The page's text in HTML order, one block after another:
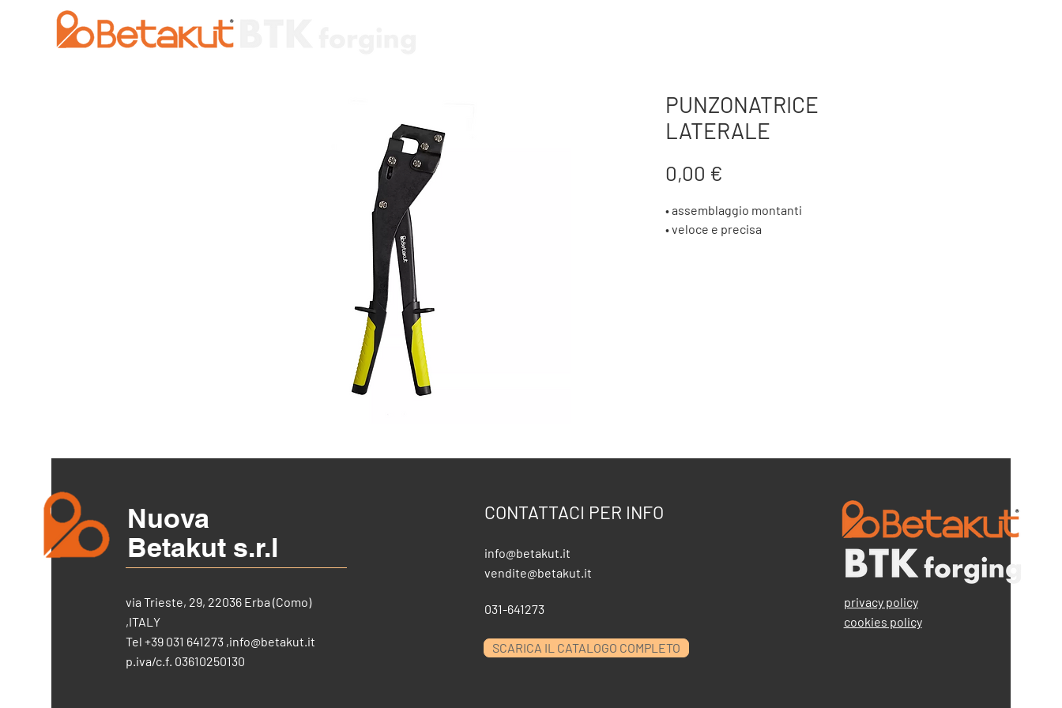
PUNZONATRICE
LATERALE
0,00 €
• assemblaggio montanti
• veloce e precisa
Nuova
Betakut s.r.l
via Trieste, 29, 22036 Erba (Como)
,ITALY
Tel +39 031 641273 ,info@betakut.it
p.iva/c.f. 03610250130
CONTATTACI PER INFO
info@betakut.it
vendite@betakut.it
031-641273
SCARICA IL CATALOGO COMPLETO
privacy policy
cookies policy